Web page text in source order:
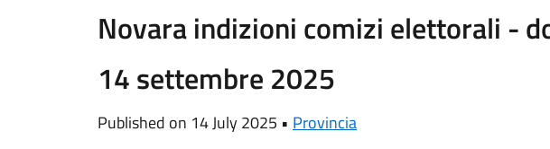
Novara indizioni comizi elettorali -
14 settembre 2025
Published on 14 July 2025 • Provincia